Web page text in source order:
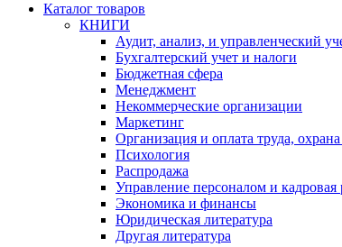
Каталог товаров
КНИГИ
Аудит, анализ, и управленческий
Бухгалтерский учет и налоги
Бюджетная сфера
Менеджмент
Некоммерческие организации
Маркетинг
Организация и оплата труда, охрана
Психология
Распродажа
Управление персоналом и кадровая
Экономика и финансы
Юридическая литература
Другая литература